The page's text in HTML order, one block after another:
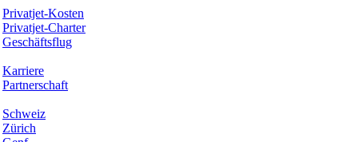
Privatjet-Kosten
Privatjet-Charter
Geschäftsflug
Karriere
Partnerschaft
Schweiz
Zürich